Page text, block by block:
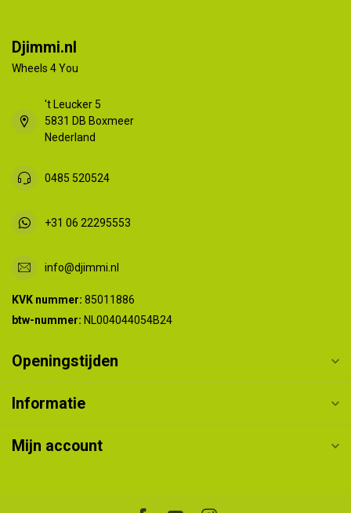
Djimmi.nl
Wheels 4 You
't Leucker 5
5831 DB Boxmeer
Nederland
0485 520524
+31 06 22295553
info@djimmi.nl
KVK nummer: 85011886
btw-nummer: NL004044054B24
Openingstijden
Informatie
Mijn account